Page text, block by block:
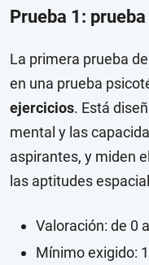
Prueba 1:
La primera prueba
en una prueba
ejercicios. Está
mental y las
aspirantes, y miden
las aptitudes
Valoración: de 0
Mínimo exigido: